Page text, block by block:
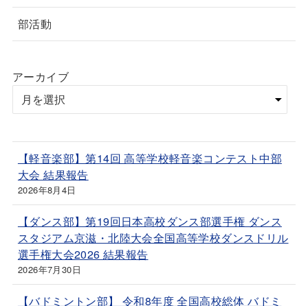
部活動
アーカイブ
【軽音楽部】第14回 高等学校軽音楽コンテスト中部
大会 結果報告
2026年8月4日
【ダンス部】第19回日本高校ダンス部選手権 ダンス
スタジアム京滋・北陸大会全国高等学校ダンスドリル
選手権大会2026 結果報告
2026年7月30日
【バドミントン部】 令和8年度 全国高校総体 バドミ